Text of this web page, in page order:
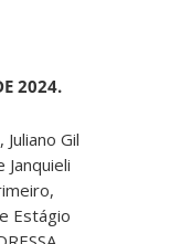
2024.
Gil
Janquieli
Estágio